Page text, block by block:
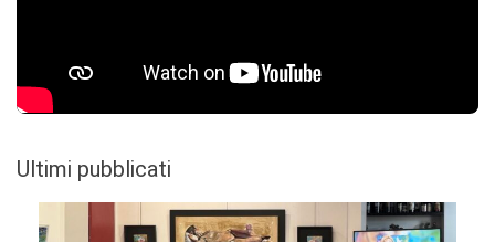
Ultimi pubblicati